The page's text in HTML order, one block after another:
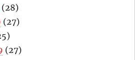
(28)
(27)
(27)